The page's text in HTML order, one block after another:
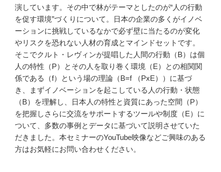
演しています。その中で林がテーマとしたのが“人の行動
を促す環境”づくりについて。日本の企業の多くがイノベ
ーションに挑戦しているなかで必ず壁に当たるのが変化
やリスクを恐れない人材の育成とマインドセットです。
そこでクルト・レヴィンが提唱した人間の行動（B）は個
人の特性（P）とその人を取り巻く環境（E）との相関関
係である（f）という場の理論（B=f （PxE））に基づ
き、まずイノベーションを起こしている人の行動・状態
（B）を理解し、日本人の特性と資質にあった空間（P）
を把握しさらに交流をサポートするツールや制度（E）に
ついて、多数の事例とデータに基づいて説明させていた
だきました。本セミナーのYouTube映像などご興味のある
方はお気軽にお問い合わせください。